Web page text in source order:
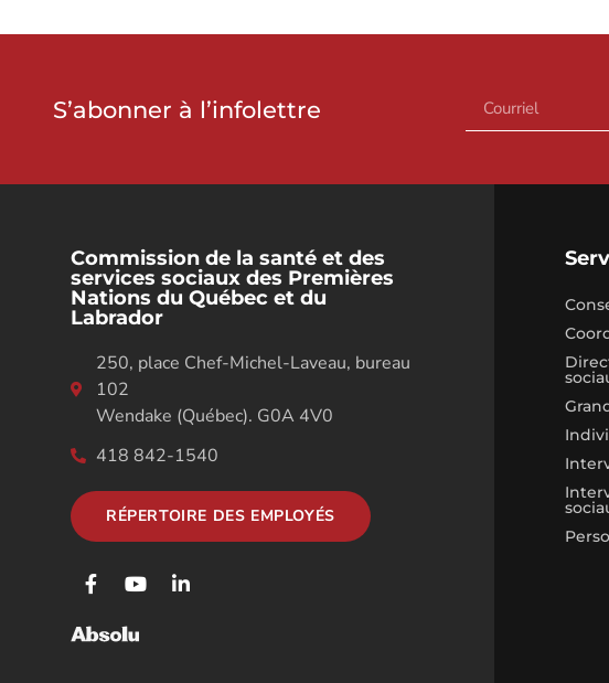
S’abonner à l’infolettre
Commission de la santé et des
services sociaux des Premières
Nations du Québec et du
Labrador
250, place Chef-Michel-Laveau, bureau
102
Wendake (Québec). G0A 4V0
418 842-1540
RÉPERTOIRE DES EMPLOYÉS